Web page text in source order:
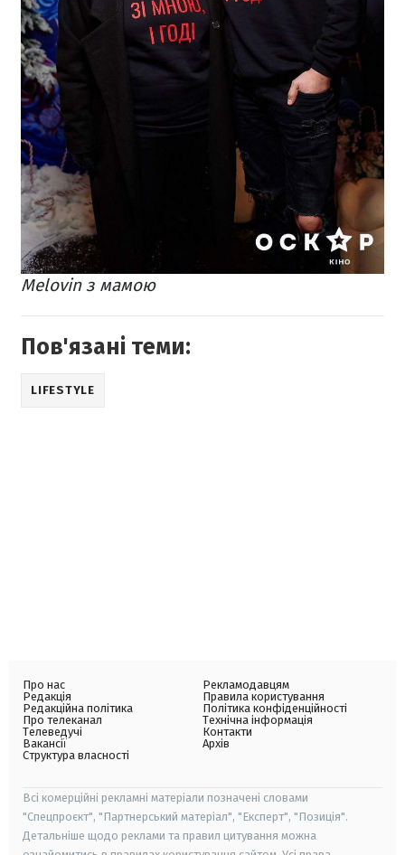
Melovin з мамою
Пов'язані теми:
LIFESTYLE
Про нас
Редакція
Редакційна політика
Про телеканал
Телеведучі
Вакансії
Структура власності
Рекламодавцям
Правила користування
Політика конфіденційності
Технічна інформація
Контакти
Архів
Всі комерційні рекламні матеріали позначені словами
"Спецпроєкт", "Партнерський матеріал", "Експерт", "Позиція".
Детальніше щодо реклами та правил цитування можна